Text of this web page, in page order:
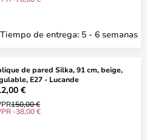
Tiempo de entrega: 5 - 6 semanas
de pared Silka, 91 cm, beige,
E27 - Lucande
€
150,00 €
-38,00 €